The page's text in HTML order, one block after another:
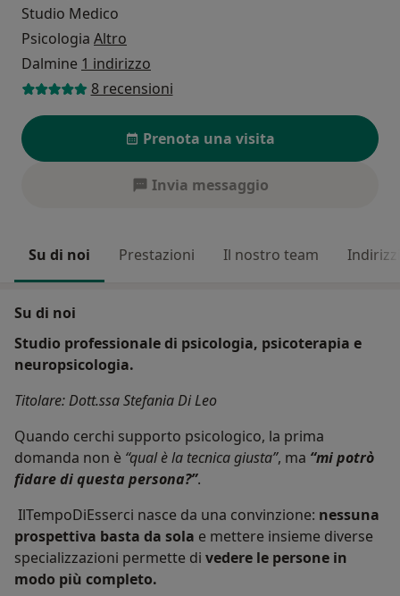
Studio Medico
Psicologia Altro
Dalmine 1 indirizzo
8 recensioni
Prenota una visita
Invia messaggio
Su di noi Prestazioni Il nostro team Indirizzi
Su di noi
Studio professionale di psicologia, psicoterapia e
neuropsicologia.
Titolare: Dott.ssa Stefania Di Leo
Quando cerchi supporto psicologico, la prima
domanda non è “qual è la tecnica giusta”, ma “mi potrò
fidare di questa persona?”.
IlTempoDiEsserci nasce da una convinzione: nessuna
prospettiva basta da sola e mettere insieme diverse
specializzazioni permette di vedere le persone in
modo più completo.